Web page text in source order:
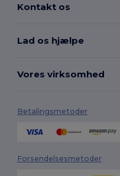
Kontakt os
Lad os hjælpe
Vores virksomhed
Betalingsmetoder
Forsendelsesmetoder